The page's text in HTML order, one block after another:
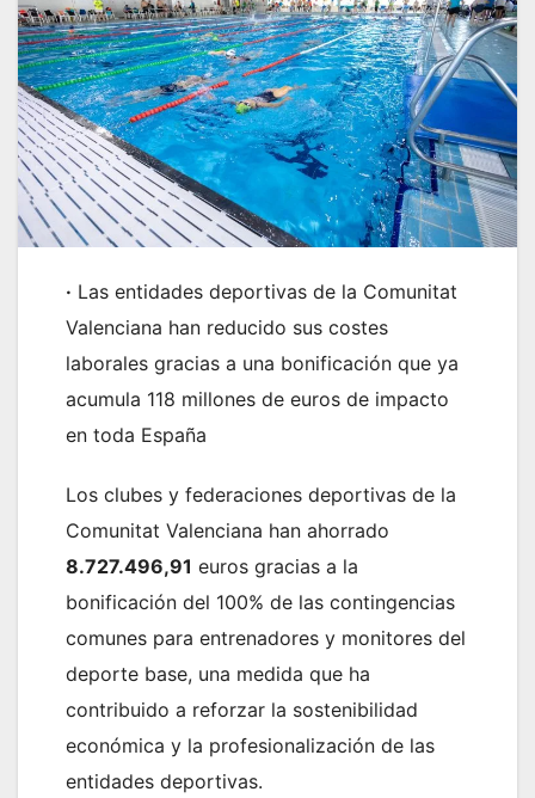
· Las entidades deportivas de la Comunitat
Valenciana han reducido sus costes
laborales gracias a una bonificación que ya
acumula 118 millones de euros de impacto
en toda España
Los clubes y federaciones deportivas de la
Comunitat Valenciana han ahorrado
8.727.496,91 euros gracias a la
bonificación del 100% de las contingencias
comunes para entrenadores y monitores del
deporte base, una medida que ha
contribuido a reforzar la sostenibilidad
económica y la profesionalización de las
entidades deportivas.